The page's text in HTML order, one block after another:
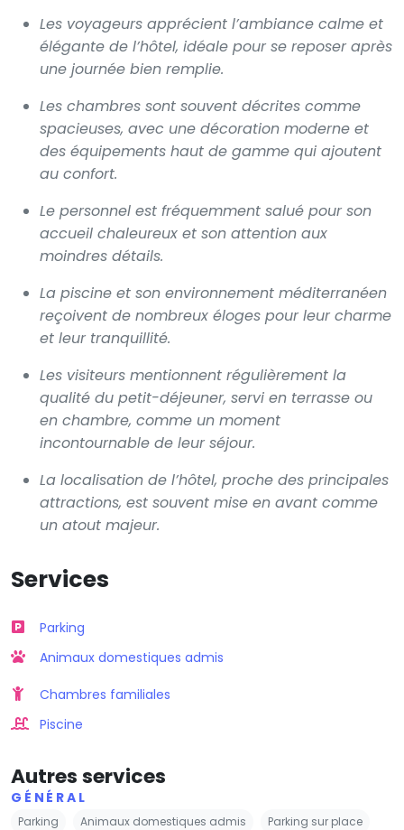
Les voyageurs apprécient l’ambiance calme et
élégante de l’hôtel, idéale pour se reposer après
une journée bien remplie.
Les chambres sont souvent décrites comme
spacieuses, avec une décoration moderne et
des équipements haut de gamme qui ajoutent
au confort.
Le personnel est fréquemment salué pour son
accueil chaleureux et son attention aux
moindres détails.
La piscine et son environnement méditerranéen
reçoivent de nombreux éloges pour leur charme
et leur tranquillité.
Les visiteurs mentionnent régulièrement la
qualité du petit-déjeuner, servi en terrasse ou
en chambre, comme un moment
incontournable de leur séjour.
La localisation de l’hôtel, proche des principales
attractions, est souvent mise en avant comme
un atout majeur.
Services
Parking
Animaux domestiques admis
Chambres familiales
Piscine
Autres services
GÉNÉRAL
Parking Animaux domestiques admis Parking sur place